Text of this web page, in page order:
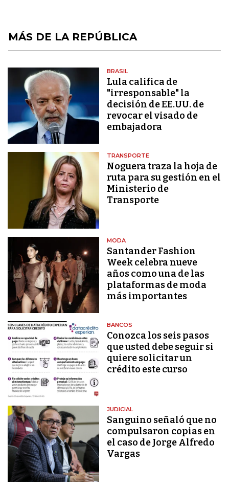
MÁS DE LA REPÚBLICA
BRASIL
Lula califica de
"irresponsable" la
decisión de EE.UU. de
revocar el visado de
embajadora
TRANSPORTE
Noguera traza la hoja de
ruta para su gestión en el
Ministerio de
Transporte
MODA
Santander Fashion
Week celebra nueve
años como una de las
plataformas de moda
más importantes
BANCOS
Conozca los seis pasos
que usted debe seguir si
quiere solicitar un
crédito este curso
JUDICIAL
Sanguino señaló que no
compulsaron copias en
el caso de Jorge Alfredo
Vargas